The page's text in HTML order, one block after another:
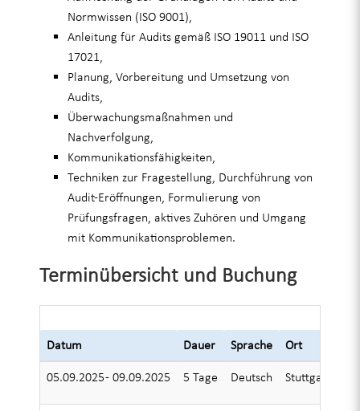
Normwissen (ISO 9001),
Anleitung für Audits gemäß ISO 19011 und ISO
17021,
Planung, Vorbereitung und Umsetzung von
Audits,
Überwachungsmaßnahmen und
Nachverfolgung,
Kommunikationsfähigkeiten,
Techniken zur Fragestellung, Durchführung von
Audit-Eröffnungen, Formulierung von
Prüfungsfragen, aktives Zuhören und Umgang
mit Kommunikationsproblemen.
Terminübersicht und Buchung
Datum Dauer Sprache Ort
05.09.2025 - 09.09.2025 5 Tage Deutsch Stuttgart